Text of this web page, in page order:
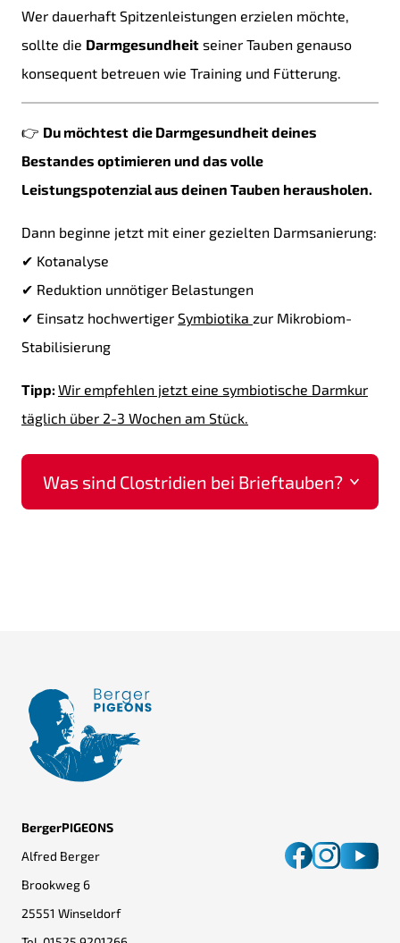
Wer dauerhaft Spitzenleistungen erzielen möchte,
sollte die Darmgesundheit seiner Tauben genauso
konsequent betreuen wie Training und Fütterung.
👉 Du möchtest die Darmgesundheit deines
Bestandes optimieren und das volle
Leistungspotenzial aus deinen Tauben herausholen.
Dann beginne jetzt mit einer gezielten Darmsanierung:
✔ Kotanalyse
✔ Reduktion unnötiger Belastungen
✔ Einsatz hochwertiger Symbiotika zur Mikrobiom-
Stabilisierung
Tipp: Wir empfehlen jetzt eine symbiotische Darmkur
täglich über 2-3 Wochen am Stück.
Was sind Clostridien bei Brieftauben?
BergerPIGEONS
Alfred Berger
Brookweg 6
25551 Winseldorf